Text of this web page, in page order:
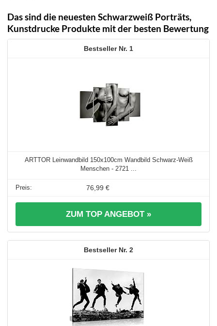
Das sind die neuesten Schwarzweiß Porträts,
Kunstdrucke Produkte mit der besten Bewertung
1
ARTTOR Leinwandbild 150x100cm Wandbild Schwarz-Weiß
Menschen - 2721 ...
76,99 €
ZUM TOP ANGEBOT »
2